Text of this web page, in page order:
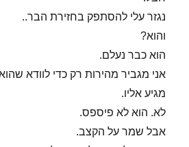
נגזר עלי להסתפק בחזירת הבר..
והוא?
הוא כבר נעלם.
אני מגביר מהירות רק כדי לוודא
מגיע אליו.
לא. הוא לא פיספס.
אבל שמר על הקצב.